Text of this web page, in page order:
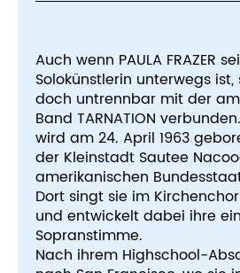
Auch wenn PAULA FRAZER
Solokünstlerin unterwegs
doch untrennbar mit der
Band TARNATION verbunden.
wird am 24. April 1963
der Kleinstadt Sautee
amerikanischen
Dort singt sie im
und entwickelt dabei ihre
Sopranstimme.
Nach ihrem Highschool-